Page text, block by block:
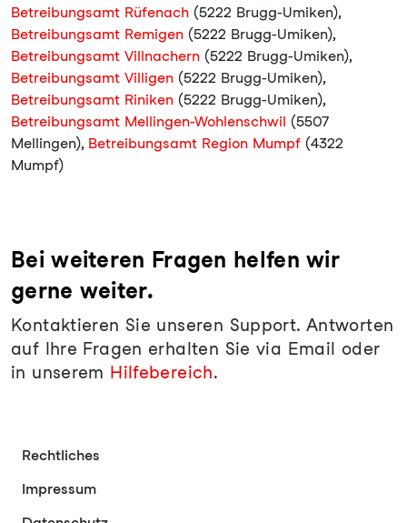
Betreibungsamt Rüfenach (5222 Brugg-Umiken),
Betreibungsamt Remigen (5222 Brugg-Umiken),
Betreibungsamt Villnachern (5222 Brugg-Umiken),
Betreibungsamt Villigen (5222 Brugg-Umiken),
Betreibungsamt Riniken (5222 Brugg-Umiken),
Betreibungsamt Mellingen-Wohlenschwil (5507
Mellingen), Betreibungsamt Region Mumpf (4322
Mumpf)
Bei weiteren Fragen helfen wir
gerne weiter.
Kontaktieren Sie unseren Support. Antworten
auf Ihre Fragen erhalten Sie via Email oder
in unserem Hilfebereich.
Rechtliches
Impressum